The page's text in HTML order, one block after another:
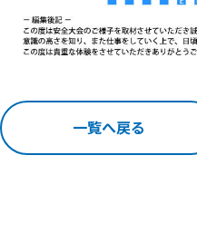
一覧へ戻る